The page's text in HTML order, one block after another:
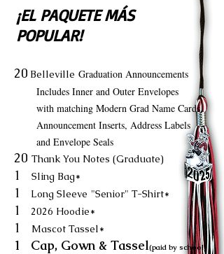
¡EL PAQUETE MÁS
POPULAR!
20 Belleville Graduation Announcements
Includes Inner and Outer Envelopes
with matching Modern Grad Name Cards,
Announcement Inserts, Address Labels
and Envelope Seals
20 Thank You Notes (Graduate)
1 Sling Bag*
1 Long Sleeve "Senior" T-Shirt*
1 2026 Hoodie*
1 Mascot Tassel*
1 Cap, Gown & Tassel(paid by school)